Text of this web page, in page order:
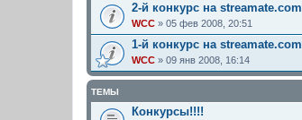
2-й конкурс на streamate.com
WCC » 05 фев 2008, 20:51
1-й конкурс на streamate.com
WCC » 09 янв 2008, 16:14
ТЕМЫ
Конкурсы!!!!